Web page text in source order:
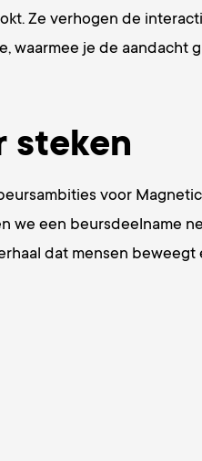
Ze verhogen de
je de aandacht
steken
voor
een beursdeelname
dat mensen